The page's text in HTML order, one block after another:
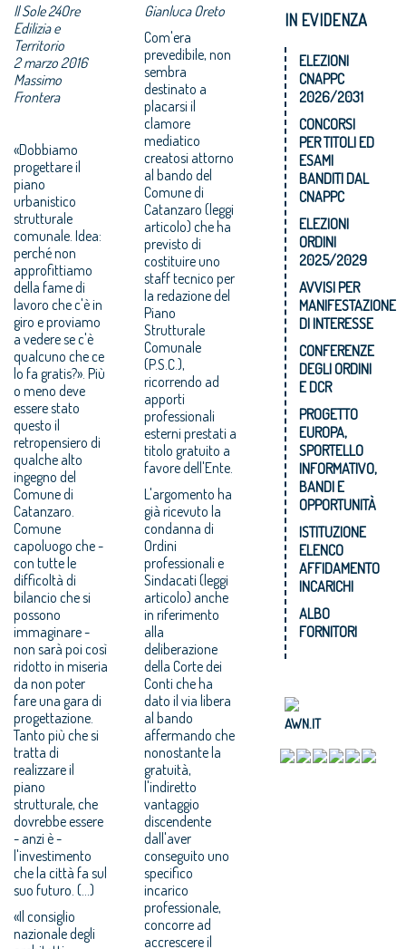
Il Sole 24Ore
Edilizia e
Territorio
2 marzo 2016
Massimo
Frontera
«Dobbiamo
progettare il
piano
urbanistico
strutturale
comunale. Idea:
perché non
approfittiamo
della fame di
lavoro che c'è in
giro e proviamo
a vedere se c'è
qualcuno che ce
lo fa gratis?». Più
o meno deve
essere stato
questo il
retropensiero di
qualche alto
ingegno del
Comune di
Catanzaro.
Comune
capoluogo che -
con tutte le
difficoltà di
bilancio che si
possono
immaginare -
non sarà poi così
ridotto in miseria
da non poter
fare una gara di
progettazione.
Tanto più che si
tratta di
realizzare il
piano
strutturale, che
dovrebbe essere
- anzi è -
l'investimento
che la città fa sul
suo futuro. (...)
«Il consiglio
nazionale degli
Gianluca Oreto
Com'era
prevedibile, non
sembra
destinato a
placarsi il
clamore
mediatico
creatosi attorno
al bando del
Comune di
Catanzaro (leggi
articolo) che ha
previsto di
costituire uno
staff tecnico per
la redazione del
Piano
Strutturale
Comunale
(P.S.C.),
ricorrendo ad
apporti
professionali
esterni prestati a
titolo gratuito a
favore dell'Ente.
L'argomento ha
già ricevuto la
condanna di
Ordini
professionali e
Sindacati (leggi
articolo) anche
in riferimento
alla
deliberazione
della Corte dei
Conti che ha
dato il via libera
al bando
affermando che
nonostante la
gratuità,
l'indiretto
vantaggio
discendente
dall'aver
conseguito uno
specifico
incarico
professionale,
concorre ad
accrescere il
IN EVIDENZA
ELEZIONI
CNAPPC
2026/2031
CONCORSI
PER TITOLI ED
ESAMI
BANDITI DAL
CNAPPC
ELEZIONI
ORDINI
2025/2029
AVVISI PER
MANIFESTAZIONE
DI INTERESSE
CONFERENZE
DEGLI ORDINI
E DCR
PROGETTO
EUROPA,
SPORTELLO
INFORMATIVO,
BANDI E
OPPORTUNITÀ
ISTITUZIONE
ELENCO
AFFIDAMENTO
INCARICHI
ALBO
FORNITORI
AWN.IT